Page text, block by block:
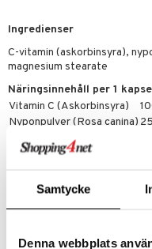
Samtycke
Denna webbplats
Ingredienser
C-vitamin (askorbinsyra),
magnesium stearate
Näringsinnehåll per 1
Vitamin C (Askorbinsyra)
Nyponpulver (Rosa canina)
Artikelnr